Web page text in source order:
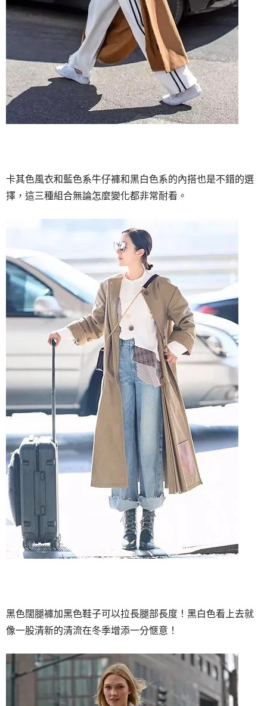
卡其色風衣和藍色系牛仔褲和黑白色系的內搭也是不錯的選
擇，這三種組合無論怎麼變化都非常耐看。
黑色闊腿褲加黑色鞋子可以拉長腿部長度！黑白色看上去就
像一股清新的清流在冬季增添一分愜意！